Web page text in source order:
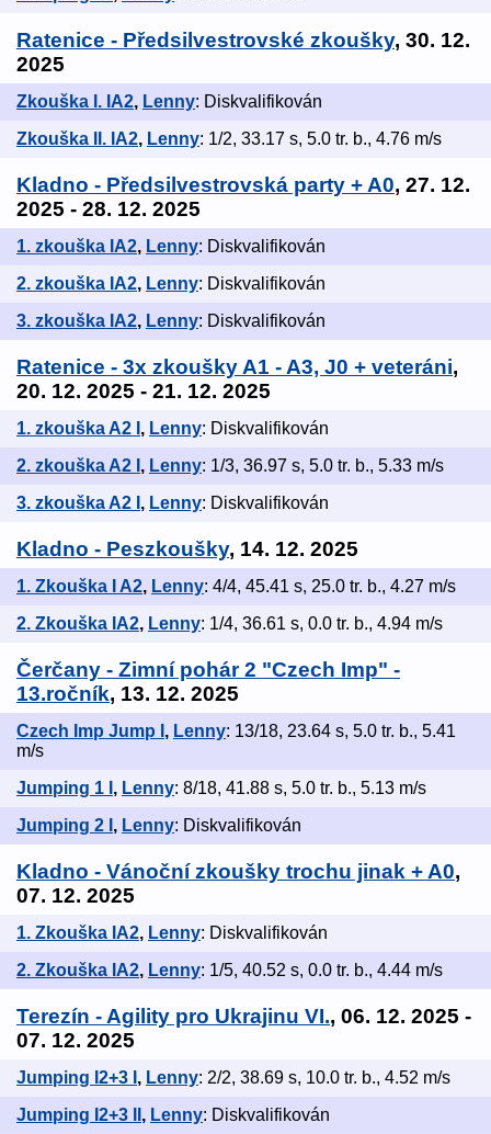
Ratenice - Předsilvestrovské zkoušky, 30. 12.
2025
Zkouška I. IA2, Lenny: Diskvalifikován
Zkouška II. IA2, Lenny: 1/2, 33.17 s, 5.0 tr. b., 4.76 m/s
Kladno - Předsilvestrovská party + A0, 27. 12.
2025 - 28. 12. 2025
1. zkouška IA2, Lenny: Diskvalifikován
2. zkouška IA2, Lenny: Diskvalifikován
3. zkouška IA2, Lenny: Diskvalifikován
Ratenice - 3x zkoušky A1 - A3, J0 + veteráni,
20. 12. 2025 - 21. 12. 2025
1. zkouška A2 I , Lenny: Diskvalifikován
2. zkouška A2 I , Lenny: 1/3, 36.97 s, 5.0 tr. b., 5.33 m/s
3. zkouška A2 I , Lenny: Diskvalifikován
Kladno - Peszkoušky, 14. 12. 2025
1. Zkouška I A2, Lenny: 4/4, 45.41 s, 25.0 tr. b., 4.27 m/s
2. Zkouška IA2, Lenny: 1/4, 36.61 s, 0.0 tr. b., 4.94 m/s
Čerčany - Zimní pohár 2 "Czech Imp" -
13.ročník, 13. 12. 2025
Czech Imp Jump I , Lenny: 13/18, 23.64 s, 5.0 tr. b., 5.41
m/s
Jumping 1 I , Lenny: 8/18, 41.88 s, 5.0 tr. b., 5.13 m/s
Jumping 2 I , Lenny: Diskvalifikován
Kladno - Vánoční zkoušky trochu jinak + A0,
07. 12. 2025
1. Zkouška IA2, Lenny: Diskvalifikován
2. Zkouška IA2, Lenny: 1/5, 40.52 s, 0.0 tr. b., 4.44 m/s
Terezín - Agility pro Ukrajinu VI., 06. 12. 2025 -
07. 12. 2025
Jumping I2+3 I , Lenny: 2/2, 38.69 s, 10.0 tr. b., 4.52 m/s
Jumping I2+3 II , Lenny: Diskvalifikován